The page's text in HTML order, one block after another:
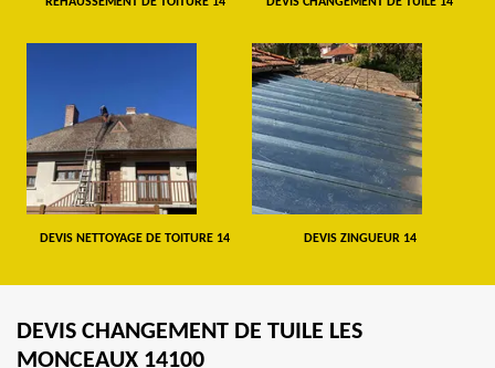
DEVIS NETTOYAGE DE TOITURE 14 DEVIS ZINGUEUR 14
DEVIS CHANGEMENT DE TUILE LES
MONCEAUX 14100